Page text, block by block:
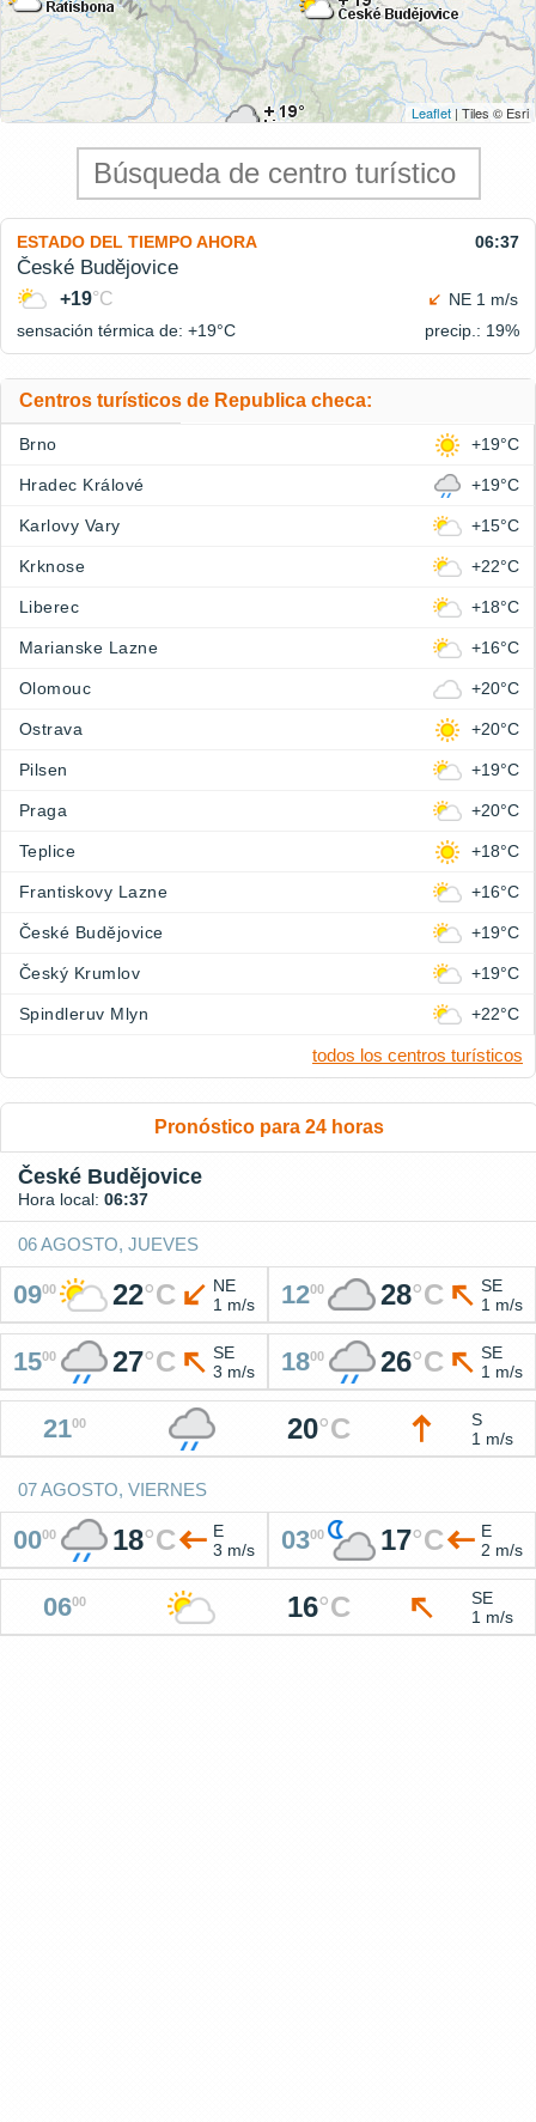
Leaflet | Tiles © Esri
ESTADO DEL TIEMPO AHORA 06:37
České Budějovice
+19°C
NE 1 m/s
sensación térmica de: +19°C precip.: 19%
Centros turísticos de Republica checa:
Brno +19°C
Hradec Králové +19°C
Karlovy Vary +15°C
Krknose +22°C
Liberec +18°C
Marianske Lazne +16°C
Olomouc +20°C
Ostrava +20°C
Pilsen +19°C
Praga +20°C
Teplice +18°C
Frantiskovy Lazne +16°C
České Budějovice +19°C
Český Krumlov +19°C
Spindleruv Mlyn +22°C
todos los centros turísticos
Pronóstico para 24 horas
České Budějovice
Hora local: 06:37
06 AGOSTO, JUEVES
0900 22°C
NE
1 m/s
1200 28°C
SE
1 m/s
1500 27°C
SE
3 m/s
1800 26°C
SE
1 m/s
2100 20°C
S
1 m/s
07 AGOSTO, VIERNES
0000 18°C
E
3 m/s
0300 17°C
E
2 m/s
0600 16°C
SE
1 m/s